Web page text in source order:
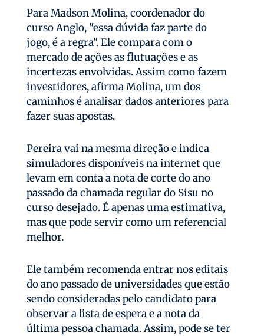
Para Madson Molina, coordenador do
curso Anglo, "essa dúvida faz parte do
jogo, é a regra". Ele compara com o
mercado de ações as flutuações e as
incertezas envolvidas. Assim como fazem
investidores, afirma Molina, um dos
caminhos é analisar dados anteriores para
fazer suas apostas.
Pereira vai na mesma direção e indica
simuladores disponíveis na internet que
levam em conta a nota de corte do ano
passado da chamada regular do Sisu no
curso desejado. É apenas uma estimativa,
mas que pode servir como um referencial
melhor.
Ele também recomenda entrar nos editais
do ano passado de universidades que estão
sendo consideradas pelo candidato para
observar a lista de espera e a nota da
última pessoa chamada. Assim, pode se ter